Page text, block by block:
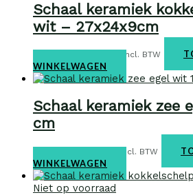
Schaal keramiek
wit – 27x24x9cm
Keramiek€29,95 incl. BTW
WINKELWAGEN
Schaal keramiek zee
cm
Keramiek€21,95 incl. BTW
WINKELWAGEN
Niet op voorraad